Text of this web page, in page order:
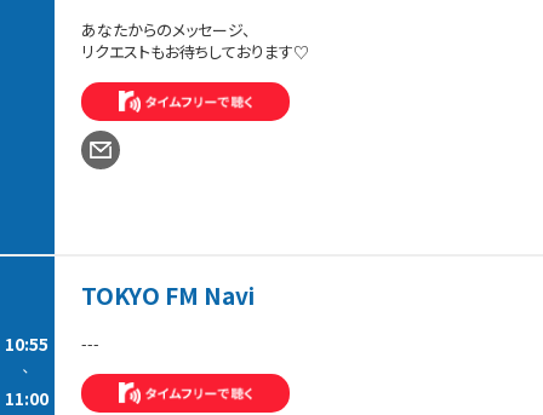
あなたからのメッセージ、
リクエストもお待ちしております♡
10:55
-
11:00
TOKYO FM Navi
---